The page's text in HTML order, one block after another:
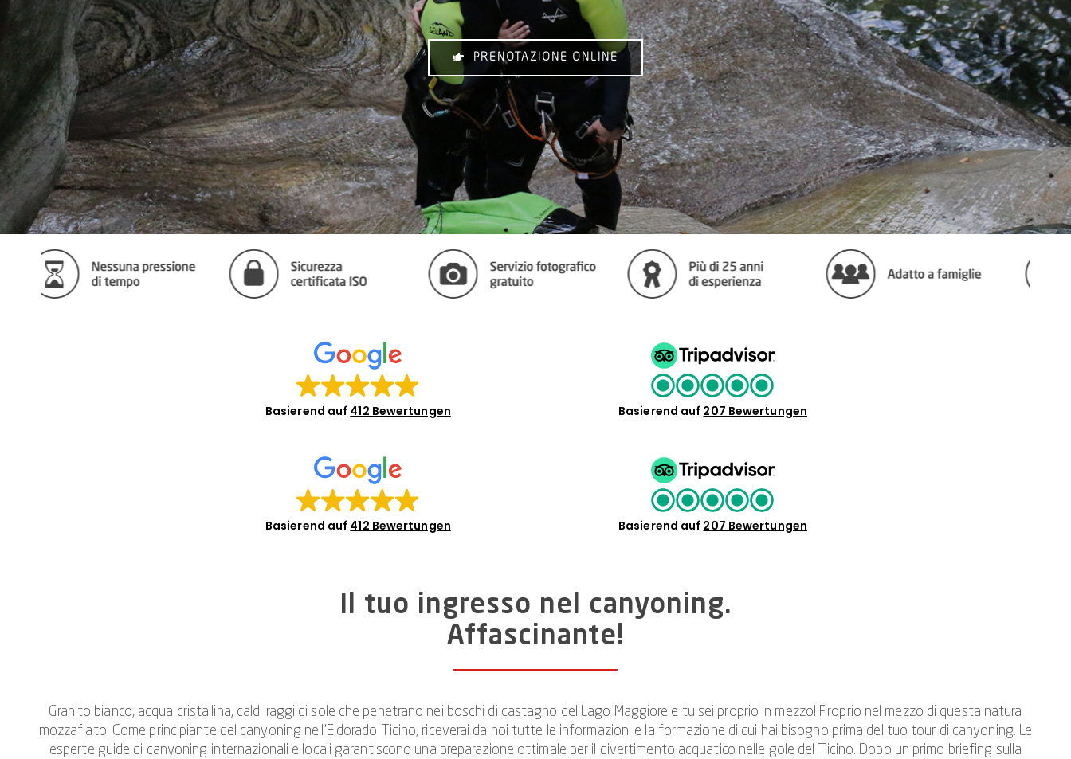
PRENOTAZIONE ONLINE
Basierend auf 412 Bewertungen
Basierend auf 412 Bewertungen
Basierend auf 207 Bewertungen
Basierend auf 207 Bewertungen
Il tuo ingresso nel canyoning.
Affascinante!
Granito bianco, acqua cristallina, caldi raggi di sole che penetrano nei boschi di castagno del Lago Maggiore e tu sei proprio in mezzo! Proprio nel mezzo di questa natura
mozzafiato. Come principiante del canyoning nell’Eldorado Ticino, riceverai da noi tutte le informazioni e la formazione di cui hai bisogno prima del tuo tour di canyoning. Le
esperte guide di canyoning internazionali e locali garantiscono una preparazione ottimale per il divertimento acquatico nelle gole del Ticino. Dopo un primo briefing sulla